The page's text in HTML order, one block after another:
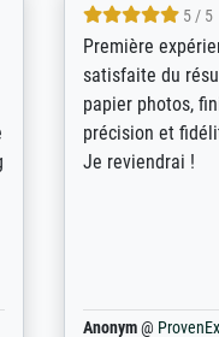
4.8 / 5
Qualité
Extraordinaire
abordés et
demandes
couleurs).
Anonym@